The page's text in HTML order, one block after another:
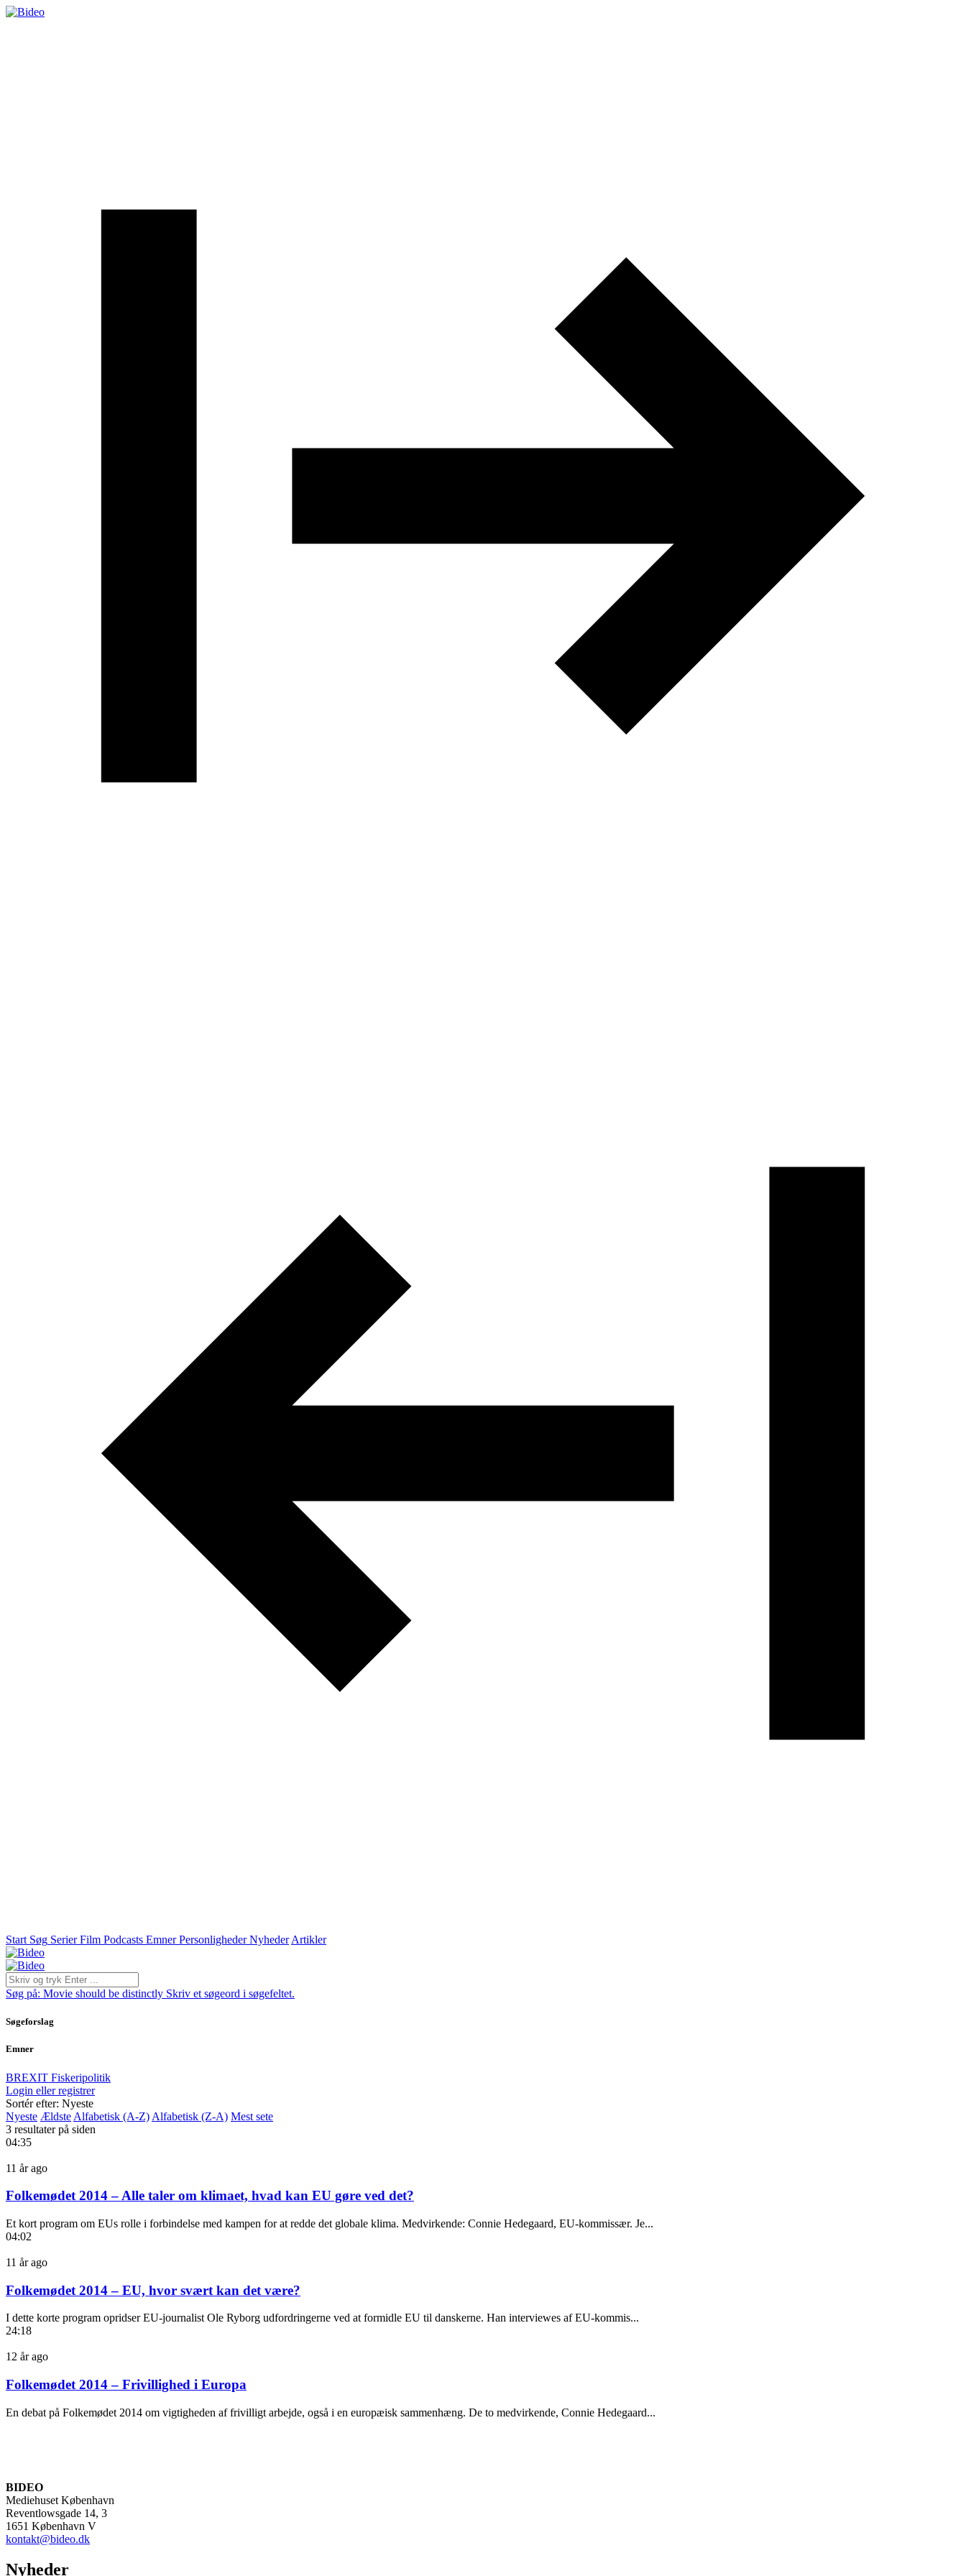
Start Søg Serier Film Podcasts Emner Personligheder Nyheder Artikler
Søg på: Movie should be distinctly Skriv et søgeord i søgefeltet.
Søgeforslag
Emner
BREXIT Fiskeripolitik
Login eller registrer
Sortér efter: Nyeste
Nyeste Ældste Alfabetisk (A-Z) Alfabetisk (Z-A) Mest sete
3 resultater på siden
04:35
11 år ago
Folkemødet 2014 – Alle taler om klimaet, hvad kan EU gøre ved det?
Et kort program om EUs rolle i forbindelse med kampen for at redde det globale klima. Medvirkende: Connie Hedegaard, EU-kommissær. Je...
04:02
11 år ago
Folkemødet 2014 – EU, hvor svært kan det være?
I dette korte program opridser EU-journalist Ole Ryborg udfordringerne ved at formidle EU til danskerne. Han interviewes af EU-kommis...
24:18
12 år ago
Folkemødet 2014 – Frivillighed i Europa
En debat på Folkemødet 2014 om vigtigheden af frivilligt arbejde, også i en europæisk sammenhæng. De to medvirkende, Connie Hedegaard...
BIDEO
Mediehuset København
Reventlowsgade 14, 3
1651 København V
kontakt@bideo.dk
Nyheder